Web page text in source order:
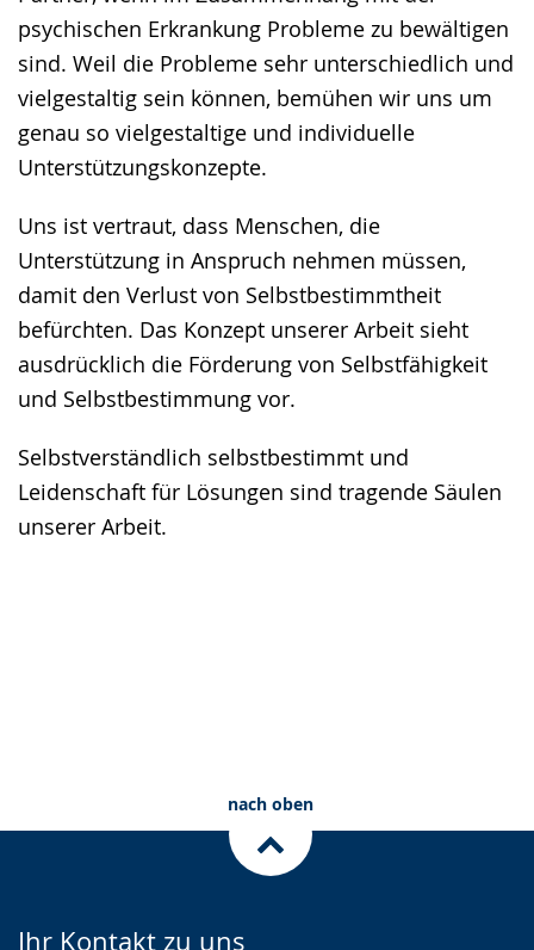
psychischen Erkrankung Probleme zu bewältigen
sind. Weil die Probleme sehr unterschiedlich und
vielgestaltig sein können, bemühen wir uns um
genau so vielgestaltige und individuelle
Unterstützungskonzepte.
Uns ist vertraut, dass Menschen, die
Unterstützung in Anspruch nehmen müssen,
damit den Verlust von Selbstbestimmtheit
befürchten. Das Konzept unserer Arbeit sieht
ausdrücklich die Förderung von Selbstfähigkeit
und Selbstbestimmung vor.
Selbstverständlich selbstbestimmt und
Leidenschaft für Lösungen sind tragende Säulen
unserer Arbeit.
nach oben
Ihr Kontakt zu uns